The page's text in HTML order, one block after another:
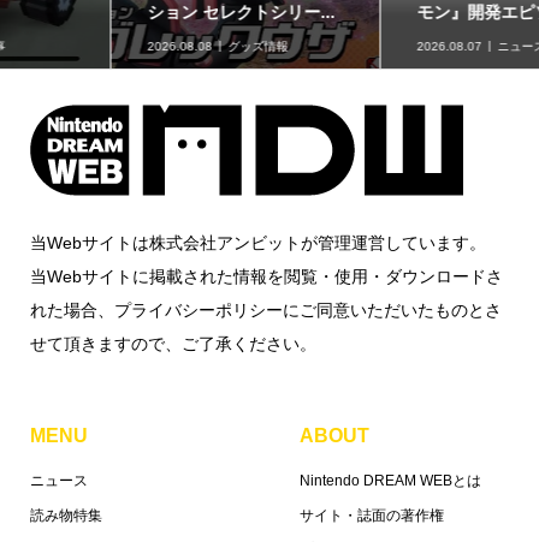
モン』開発エピソード...
ニュース
モンスター30周年 ミニ...
2026.08.07 グッズ情報
当Webサイトは株式会社アンビットが管理運営しています。
当Webサイトに掲載された情報を閲覧・使用・ダウンロードさ
れた場合、プライバシーポリシーにご同意いただいたものとさ
せて頂きますので、ご了承ください。
MENU
ニュース
読み物特集
ABOUT
Nintendo DREAM WEBとは
サイト・誌面の著作権